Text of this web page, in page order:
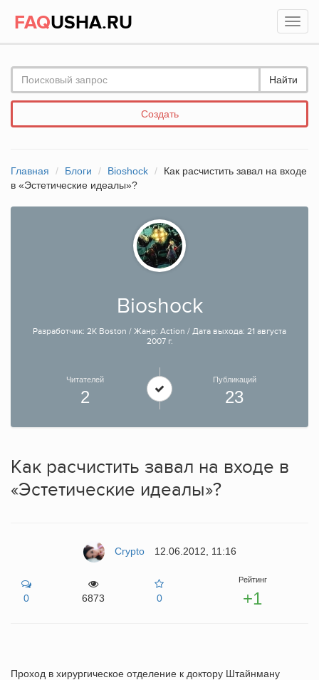
FAQUSHA.RU
Найти
Создать
Главная Блоги Bioshock
Как расчистить завал на входе
в «Эстетические идеалы»?
Bioshock
Разработчик: 2K Boston / Жанр: Action / Дата выхода: 21 августа
2007 г.
Читателей
2
Публикаций
23
Как расчистить завал на входе в
«Эстетические идеалы»?
Crypto 12.06.2012, 11:16
0 6873 0
Рейтинг
+1
Проход в хирургическое отделение к доктору Штайнману